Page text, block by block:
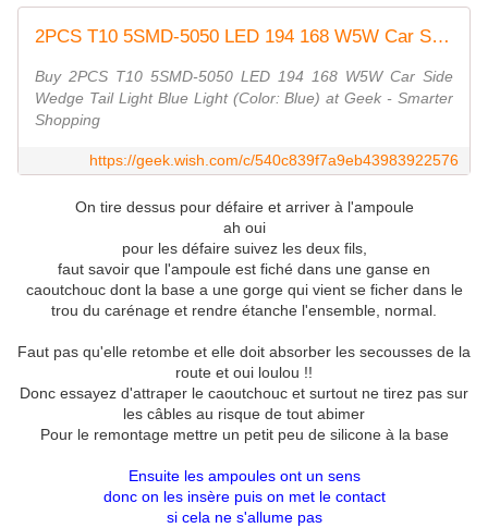
2PCS T10 5SMD-5050 LED 194 168 W5W Car Side Wedge Tail Light Blue Light (Color: Blue)
Buy 2PCS T10 5SMD-5050 LED 194 168 W5W Car Side
Wedge Tail Light Blue Light (Color: Blue) at Geek - Smarter
Shopping
https://geek.wish.com/c/540c839f7a9eb43983922576
On tire dessus pour défaire et arriver à l'ampoule
ah oui
pour les défaire suivez les deux fils,
faut savoir que l'ampoule est fiché dans une ganse en
caoutchouc dont la base a une gorge qui vient se ficher dans le
trou du carénage et rendre étanche l'ensemble, normal.
Faut pas qu'elle retombe et elle doit absorber les secousses de la
route et oui loulou !!
Donc essayez d'attraper le caoutchouc et surtout ne tirez pas sur
les câbles au risque de tout abimer
Pour le remontage mettre un petit peu de silicone à la base
Ensuite les ampoules ont un sens
donc on les insère puis on met le contact
si cela ne s'allume pas